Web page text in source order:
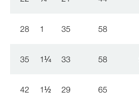
28 1 35 58
35 1¼ 33 58
42 1½ 29 65